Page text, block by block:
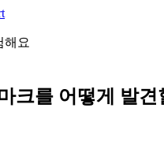
해요
크를 어떻게 발견